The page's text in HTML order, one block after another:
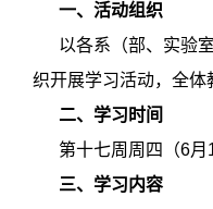
一、活动组织
以各系（部、实验
织开展学习活动，全体
二、学习时间
第十七周周四（6月
三、学习内容